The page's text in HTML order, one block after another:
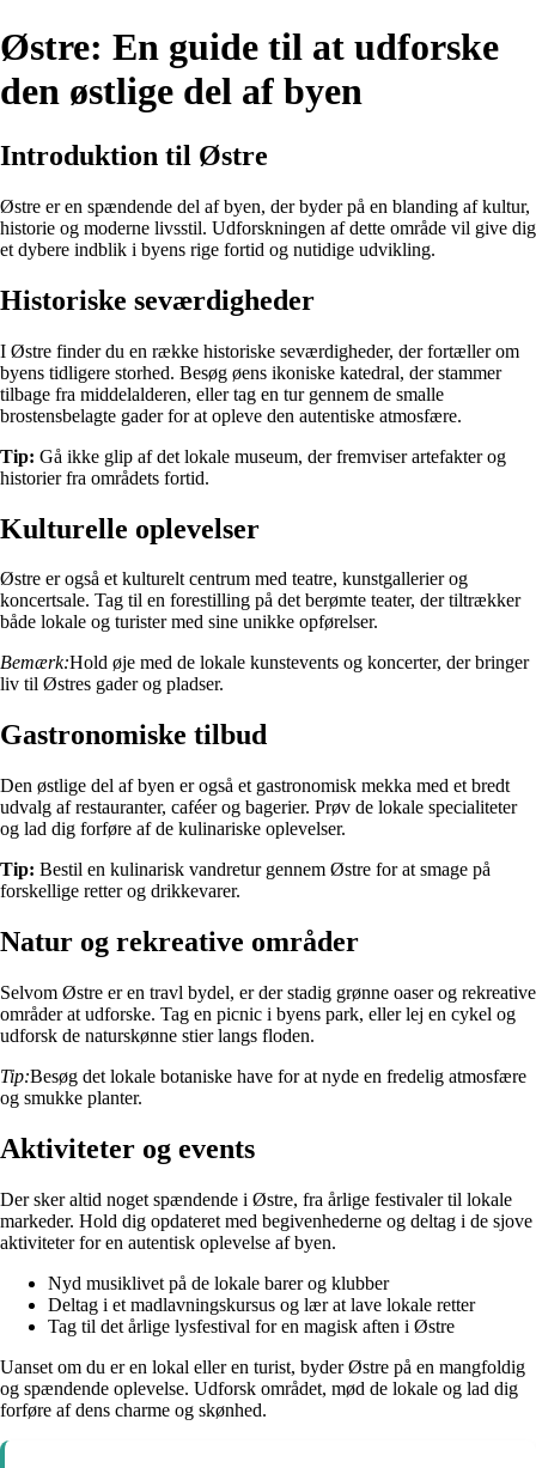
Østre: En guide til at udforske
den østlige del af byen
Introduktion til Østre
Østre er en spændende del af byen, der byder på en blanding af kultur,
historie og moderne livsstil. Udforskningen af dette område vil give dig
et dybere indblik i byens rige fortid og nutidige udvikling.
Historiske seværdigheder
I Østre finder du en række historiske seværdigheder, der fortæller om
byens tidligere storhed. Besøg øens ikoniske katedral, der stammer
tilbage fra middelalderen, eller tag en tur gennem de smalle
brostensbelagte gader for at opleve den autentiske atmosfære.
Tip: Gå ikke glip af det lokale museum, der fremviser artefakter og
historier fra områdets fortid.
Kulturelle oplevelser
Østre er også et kulturelt centrum med teatre, kunstgallerier og
koncertsale. Tag til en forestilling på det berømte teater, der tiltrækker
både lokale og turister med sine unikke opførelser.
Bemærk:Hold øje med de lokale kunstevents og koncerter, der bringer
liv til Østres gader og pladser.
Gastronomiske tilbud
Den østlige del af byen er også et gastronomisk mekka med et bredt
udvalg af restauranter, caféer og bagerier. Prøv de lokale specialiteter
og lad dig forføre af de kulinariske oplevelser.
Tip: Bestil en kulinarisk vandretur gennem Østre for at smage på
forskellige retter og drikkevarer.
Natur og rekreative områder
Selvom Østre er en travl bydel, er der stadig grønne oaser og rekreative
områder at udforske. Tag en picnic i byens park, eller lej en cykel og
udforsk de naturskønne stier langs floden.
Tip:Besøg det lokale botaniske have for at nyde en fredelig atmosfære
og smukke planter.
Aktiviteter og events
Der sker altid noget spændende i Østre, fra årlige festivaler til lokale
markeder. Hold dig opdateret med begivenhederne og deltag i de sjove
aktiviteter for en autentisk oplevelse af byen.
Nyd musiklivet på de lokale barer og klubber
Deltag i et madlavningskursus og lær at lave lokale retter
Tag til det årlige lysfestival for en magisk aften i Østre
Uanset om du er en lokal eller en turist, byder Østre på en mangfoldig
og spændende oplevelse. Udforsk området, mød de lokale og lad dig
forføre af dens charme og skønhed.